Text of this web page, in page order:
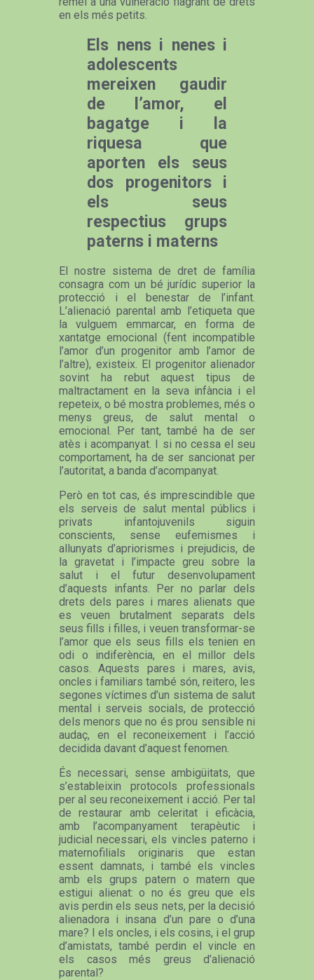
en els més petits.
Els nens i nenes i
adolescents
mereixen gaudir
de l’amor, el
bagatge i la
riquesa que
aporten els seus
dos progenitors i
els seus
respectius grups
paterns i materns
El nostre sistema de dret de família
consagra com un bé jurídic superior la
protecció i el benestar de l’infant.
L’alienació parental amb l’etiqueta que
la vulguem emmarcar, en forma de
xantatge emocional (fent incompatible
l’amor d’un progenitor amb l’amor de
l’altre), existeix. El progenitor alienador
sovint ha rebut aquest tipus de
maltractament en la seva infància i el
repeteix, o bé mostra problemes, més o
menys greus, de salut mental o
emocional. Per tant, també ha de ser
atès i acompanyat. I si no cessa el seu
comportament, ha de ser sancionat per
l’autoritat, a banda d’acompanyat.
Però en tot cas, és imprescindible que
els serveis de salut mental públics i
privats infantojuvenils siguin
conscients, sense eufemismes i
allunyats d’apriorismes i prejudicis, de
la gravetat i l’impacte greu sobre la
salut i el futur desenvolupament
d’aquests infants. Per no parlar dels
drets dels pares i mares alienats que
es veuen brutalment separats dels
seus fills i filles, i veuen transformar-se
l’amor que els seus fills els tenien en
odi o indiferència, en el millor dels
casos. Aquests pares i mares, avis,
oncles i familiars també són, reitero, les
segones víctimes d’un sistema de salut
mental i serveis socials, de protecció
dels menors que no és prou sensible ni
audaç, en el reconeixement i l’acció
decidida davant d’aquest fenomen.
És necessari, sense ambigüitats, que
s’estableixin protocols professionals
per al seu reconeixement i acció. Per tal
de restaurar amb celeritat i eficàcia,
amb l’acompanyament terapèutic i
judicial necessari, els vincles paterno i
maternofilials originaris que estan
essent damnats, i també els vincles
amb els grups patern o matern que
estigui alienat: o no és greu que els
avis perdin els seus nets, per la decisió
alienadora i insana d’un pare o d’una
mare? I els oncles, i els cosins, i el grup
d’amistats, també perdin el vincle en
els casos més greus d’alienació
parental?